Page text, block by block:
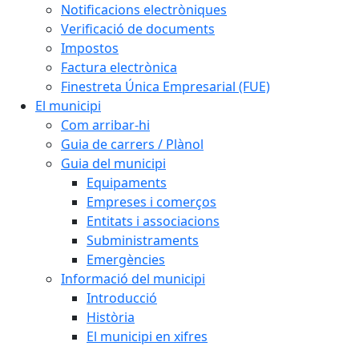
Notificacions electròniques
Verificació de documents
Impostos
Factura electrònica
Finestreta Única Empresarial (FUE)
El municipi
Com arribar-hi
Guia de carrers / Plànol
Guia del municipi
Equipaments
Empreses i comerços
Entitats i associacions
Subministraments
Emergències
Informació del municipi
Introducció
Història
El municipi en xifres